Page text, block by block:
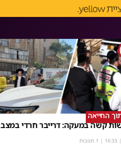
החייאה
קשה במעקה: דרייבר חרדי במצב
|
16:35 | 1 תגובות